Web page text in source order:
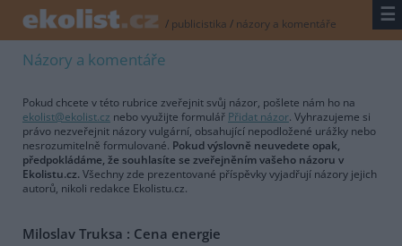
/ publicistika / názory a komentáře ☰
Názory a komentáře
Pokud chcete v této rubrice zveřejnit svůj názor, pošlete nám ho na
ekolist@ekolist.cz nebo využijte formulář Přidat názor. Vyhrazujeme si
právo nezveřejnit názory vulgární, obsahující nepodložené urážky nebo
nesrozumitelně formulované. Pokud výslovně neuvedete opak,
předpokládáme, že souhlasíte se zveřejněním vašeho názoru v
Ekolistu.cz. Všechny zde prezentované příspěvky vyjadřují názory jejich
autorů, nikoli redakce Ekolistu.cz.
Miloslav Truksa : Cena energie